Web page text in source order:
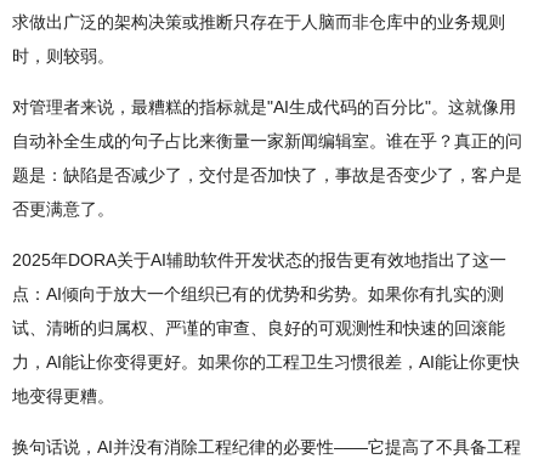
求做出广泛的架构决策或推断只存在于人脑而非仓库中的业务规则
时，则较弱。
对管理者来说，最糟糕的指标就是"AI生成代码的百分比"。这就像用
自动补全生成的句子占比来衡量一家新闻编辑室。谁在乎？真正的问
题是：缺陷是否减少了，交付是否加快了，事故是否变少了，客户是
否更满意了。
2025年DORA关于AI辅助软件开发状态的报告更有效地指出了这一
点：AI倾向于放大一个组织已有的优势和劣势。如果你有扎实的测
试、清晰的归属权、严谨的审查、良好的可观测性和快速的回滚能
力，AI能让你变得更好。如果你的工程卫生习惯很差，AI能让你更快
地变得更糟。
换句话说，AI并没有消除工程纪律的必要性——它提高了不具备工程